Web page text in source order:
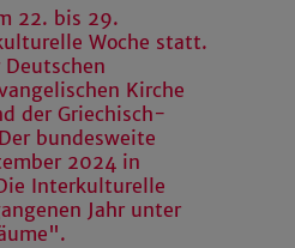
22. bis 29.
Woche statt.
Kirche
der Griechisch-
bundesweite
2024 in
Interkulturelle
Jahr unter